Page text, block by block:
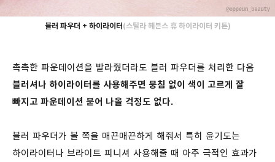
블러 파우더 + 하이라이터(스틸라 헤븐스 휴 하이라이터 키튼)
촉촉한 파운데이션을 발라줬더라도 블러 파우더를 처리한 다음
블러셔나 하이라이터를 사용해주면 뭉침 없이 색이 고르게 잘
빠지고 파운데이션 묻어 나올 걱정도 없다.
블러 파우더가 볼 쪽을 매끈매끈하게 해줘서 특히 윤기도는
하이라이터나 브라이트 피니셔 사용해줄 때 아주 극적인 효과가